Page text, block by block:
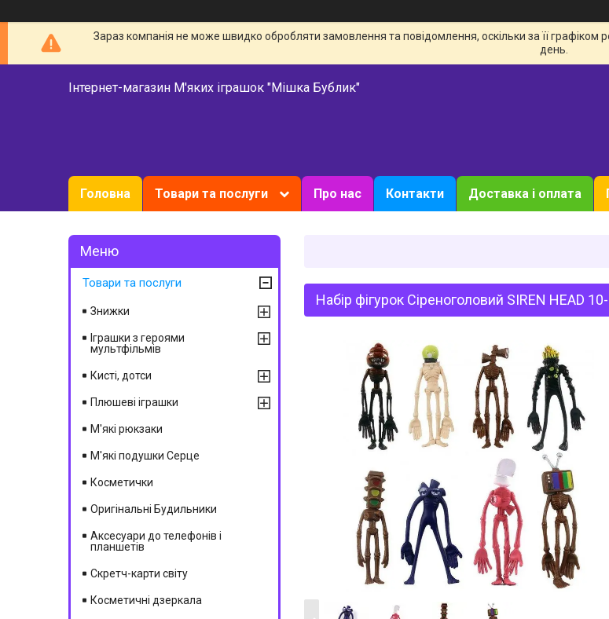
Зараз компанія не може швидко обробляти замовлення та повідомлення, оскільки за її
день.
Інтернет-магазин М'яких іграшок "Мішка Бублик"
Головна Товари та послуги Про нас Контакти Доставка і оплата
Набір фігурок Сіреноголовий SIREN HEAD
Товари та послуги
Знижки
Іграшки з героями
мультфільмів
Кисті, дотси
Плюшеві іграшки
М'які рюкзаки
М'які подушки Серце
Косметички
Оригінальні Будильники
Аксесуари до телефонів і
планшетів
Скретч-карти світу
Косметичні дзеркала